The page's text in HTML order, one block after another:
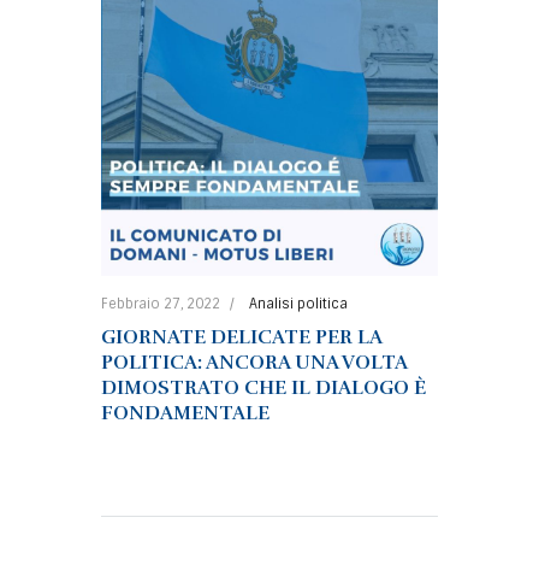
Febbraio 27, 2022 Analisi politica
GIORNATE DELICATE PER LA
POLITICA: ANCORA UNA VOLTA
DIMOSTRATO CHE IL DIALOGO È
FONDAMENTALE